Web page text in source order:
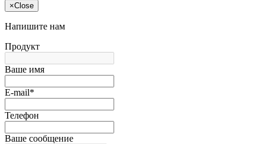
×Close
Напишите нам
Продукт
Ваше имя
E-mail*
Телефон
Ваше сообщение